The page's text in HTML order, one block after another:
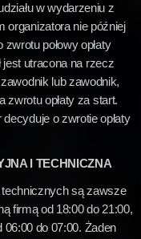
w wydarzeniu z
organizatora nie później
połowy opłaty
jest utracona na rzecz
lub zawodnik,
zwrotu opłaty za start.
o zwrotie opłaty
I TECHNICZNA
są zawsze
firmą od 18:00 do 21:00,
06:00 do 07:00. Żaden